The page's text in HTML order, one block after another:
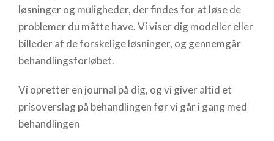
løsninger og muligheder, der findes for at løse de
problemer du måtte have. Vi viser dig modeller eller
billeder af de forskelige løsninger, og gennemgår
behandlingsforløbet.
Vi opretter en journal på dig, og vi giver altid et
prisoverslag på behandlingen før vi går i gang med
behandlingen